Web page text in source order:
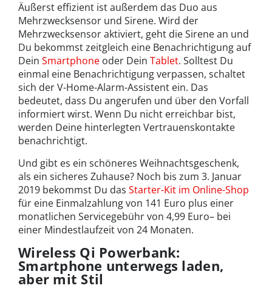
Äußerst effizient ist außerdem das Duo aus
Mehrzwecksensor und Sirene. Wird der
Mehrzwecksensor aktiviert, geht die Sirene an und
Du bekommst zeitgleich eine Benachrichtigung auf
Dein Smartphone oder Dein Tablet. Solltest Du
einmal eine Benachrichtigung verpassen, schaltet
sich der V-Home-Alarm-Assistent ein. Das
bedeutet, dass Du angerufen und über den Vorfall
informiert wirst. Wenn Du nicht erreichbar bist,
werden Deine hinterlegten Vertrauenskontakte
benachrichtigt.
Und gibt es ein schöneres Weihnachtsgeschenk,
als ein sicheres Zuhause? Noch bis zum 3. Januar
2019 bekommst Du das Starter-Kit im Online-Shop
für eine Einmalzahlung von 141 Euro plus einer
monatlichen Servicegebühr von 4,99 Euro– bei
einer Mindestlaufzeit von 24 Monaten.
Wireless Qi Powerbank:
Smartphone unterwegs laden,
aber mit Stil